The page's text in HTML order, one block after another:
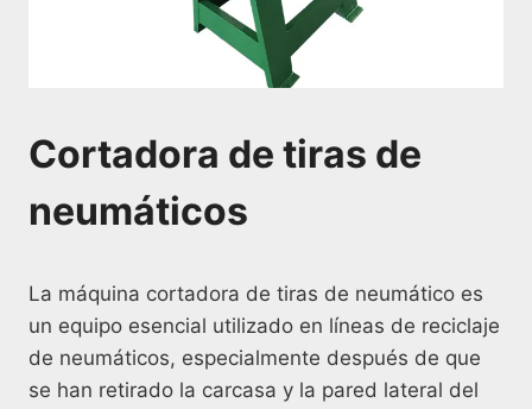
Cortadora de tiras de
neumáticos
La máquina cortadora de tiras de neumático es
un equipo esencial utilizado en líneas de reciclaje
de neumáticos, especialmente después de que
se han retirado la carcasa y la pared lateral del